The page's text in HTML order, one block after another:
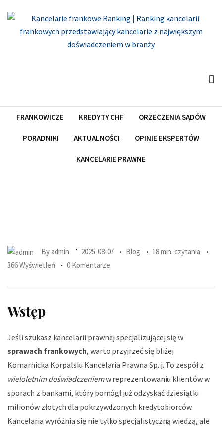
content
FRANKOWICZE KREDYTY CHF ORZECZENIA SĄDÓW
PORADNIKI AKTUALNOŚCI OPINIE EKSPERTÓW
KANCELARIE PRAWNE
By admin 2025-08-07 Blog
18 min. czytania
366 Wyświetleń
0 Komentarze
Wstęp
Jeśli szukasz kancelarii prawnej specjalizującej się w
sprawach frankowych, warto przyjrzeć się bliżej
Komarnicka Korpalski Kancelaria Prawna Sp. j. To zespół z
wieloletnim doświadczeniemw reprezentowaniu klientów w
sporach z bankami, który pomógł już odzyskać dziesiątki
milionów złotych dla pokrzywdzonych kredytobiorców.
Kancelaria wyróżnia się nie tylko specjalistyczną wiedzą, ale